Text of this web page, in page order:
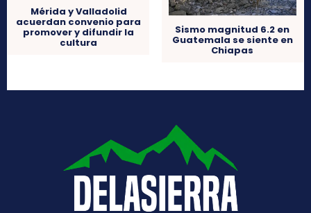
Mérida y Valladolid
acuerdan convenio para
promover y difundir la
cultura
Sismo magnitud 6.2 en
Guatemala se siente en
Chiapas